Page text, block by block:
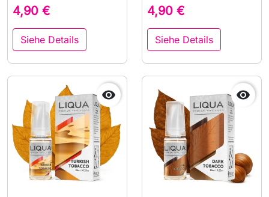
4,90 €
Siehe Details
4,90 €
Siehe Details
 